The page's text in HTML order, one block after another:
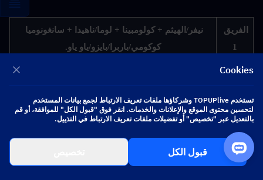
1
كوكومي/باربرا/بايزو/ياو ياو.
الفريق
2
نيلو/نيوفيلت/موالاني/كاميساتو أياتو + كولومبينا + لاوما/
ناهيدا + بايزو/ياو ياو.
الفريق
3
نيوفيلت/موالاني/تارتاليا/كاميساتو آياتو + مافويكا/
Cookies
تستخدم TOPUPlive وشركاؤها ملفات تعريف الارتباط لجمع بيانات المستخدم
لتحسين محتوى الموقع والإعلانات والخدمات. انقر فوق "قبول الكل" للموافقة، أو قم
بالتعديل عبر "تخصيص" أو تفضيلات ملفات تعريف الارتباط في التذييل.
قبول الكل